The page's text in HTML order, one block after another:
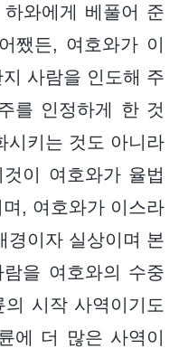
와에게 베풀어 준
쨌든, 여호와가 이
사람을 인도해 주
를 인정하게 한 것
시키는 것도 아니라
이 여호와가 율법
, 여호와가 이스라
경이자 실상이며 본
을 여호와의 수중
시작 사역이기도
에 더 많은 사역이